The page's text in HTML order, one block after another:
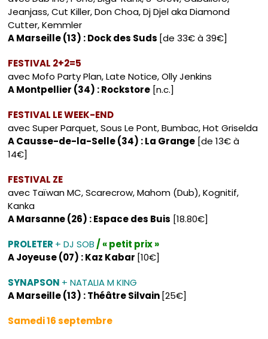
Jeanjass, Cut Killer, Don Choa, Dj Djel aka Diamond
Cutter, Kemmler
A Marseille (13) : Dock des Suds [de 33€ à 39€]
FESTIVAL 2+2=5
avec Mofo Party Plan, Late Notice, Olly Jenkins
A Montpellier (34) : Rockstore [n.c.]
FESTIVAL LE WEEK-END
avec Super Parquet, Sous Le Pont, Bumbac, Hot Griselda
A Causse-de-la-Selle (34) : La Grange [de 13€ à
14€]
FESTIVAL ZE
avec Taïwan MC, Scarecrow, Mahom (Dub), Kognitif,
Kanka
A Marsanne (26) : Espace des Buis [18.80€]
PROLETER + DJ SOB / « petit prix »
A Joyeuse (07) : Kaz Kabar [10€]
SYNAPSON + NATALIA M KING
A Marseille (13) : Théâtre Silvain [25€]
Samedi 16 septembre